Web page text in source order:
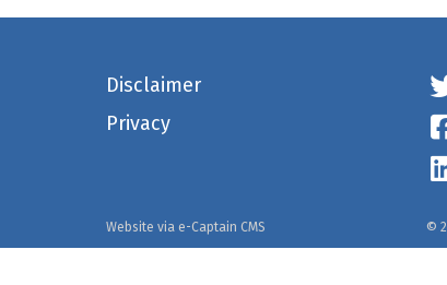
Disclaimer
Privacy
Website via e-Captain CMS ©